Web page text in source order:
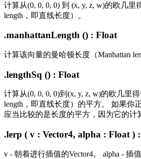
计算从(0, 0, 0, 0) 到 (x, y, z, w)的欧几里
length，即直线长度）。
.manhattanLength () : Float
计算该向量的曼哈顿长度（Manhattan
.lengthSq () : Float
计算从(0, 0, 0, 0)到(x, y, z, w)的欧几里
length，即直线长度）的平方。 如果你
应当比较的是长度的平方，因为它的计
.lerp ( v : Vector4, alpha : Float )
v - 朝着进行插值的Vector4。 alpha - 插